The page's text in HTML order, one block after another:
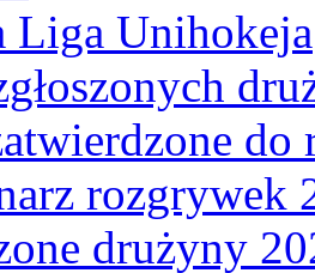
Liga Unihokeja
do
rozgrywek
drużyny